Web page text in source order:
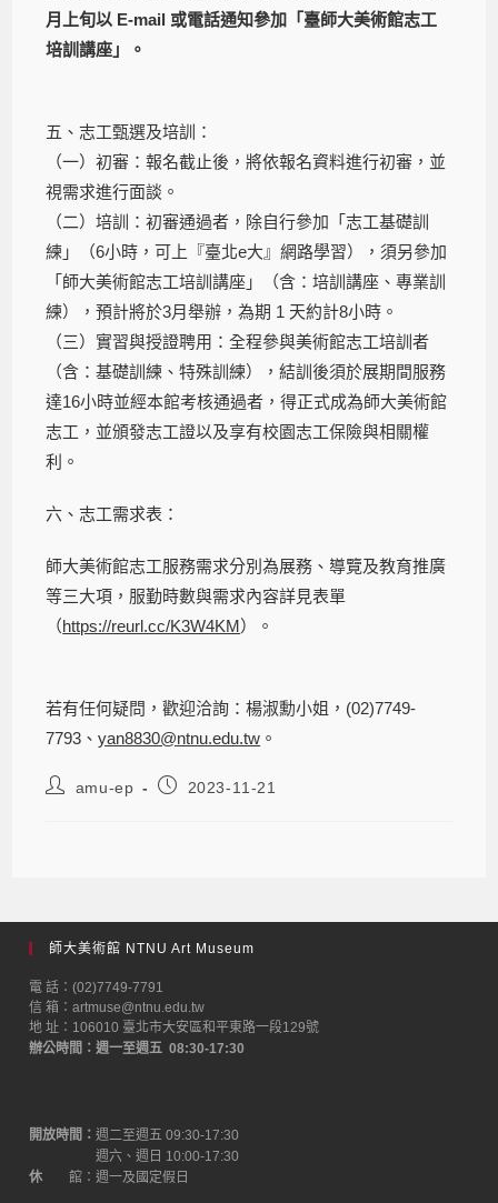
月上旬以 E-mail 或電話通知參加「臺師大美術館志工
培訓講座」。
五、志工甄選及培訓：
（一）初審：報名截止後，將依報名資料進行初審，並
視需求進行面談。
（二）培訓：初審通過者，除自行參加「志工基礎訓
練」（6小時，可上『臺北e大』網路學習），須另參加
「師大美術館志工培訓講座」（含：培訓講座、專業訓
練），預計將於3月舉辦，為期 1 天約計8小時。
（三）實習與授證聘用：全程參與美術館志工培訓者
（含：基礎訓練、特殊訓練），結訓後須於展期間服務
達16小時並經本館考核通過者，得正式成為師大美術館
志工，並頒發志工證以及享有校園志工保險與相關權
利。
六、志工需求表：
師大美術館志工服務需求分別為展務、導覽及教育推廣
等三大項，服勤時數與需求內容詳見表單
（https://reurl.cc/K3W4KM）。
若有任何疑問，歡迎洽詢：楊淑勳小姐，(02)7749-
7793、yan8830@ntnu.edu.tw 。
amu-ep 2023-11-21
師大美術館 NTNU Art Museum
電 話：(02)7749-7791
信 箱：artmuse@ntnu.edu.tw
地 址：106010 臺北市大安區和平東路一段129號
辦公時間：週一至週五 08:30-17:30
開放時間：週二至週五 09:30-17:30
週六、週日 10:00-17:30
休館：週一及國定假日